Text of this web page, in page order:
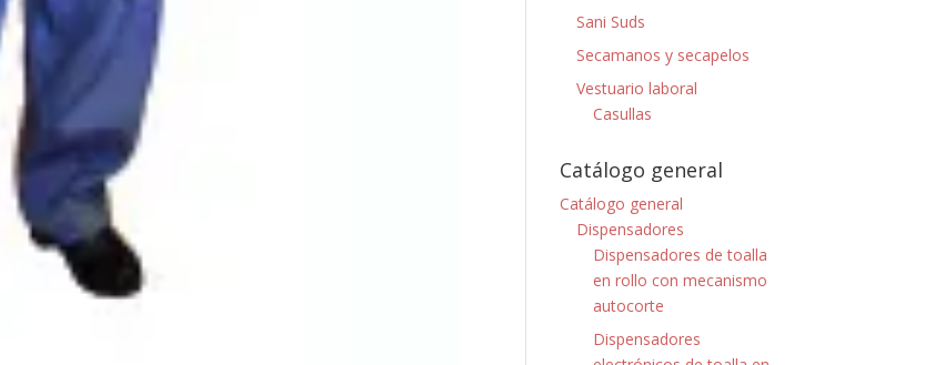
Sani Suds
Secamanos y secapelos
Vestuario laboral
Casullas
Catálogo general
Catálogo general
Dispensadores
Dispensadores de toalla
en rollo con mecanismo
autocorte
Dispensadores